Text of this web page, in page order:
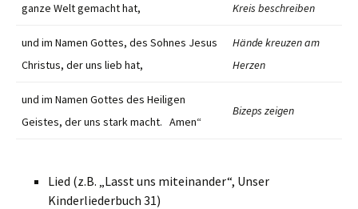
ganze Welt gemacht hat,
Kreis beschreiben
und im Namen Gottes, des Sohnes Jesus
Christus, der uns lieb hat,
Hände kreuzen am
Herzen
und im Namen Gottes des Heiligen
Geistes, der uns stark macht. Amen“
Bizeps zeigen
Lied (z.B. „Lasst uns miteinander“, Unser
Kinderliederbuch 31)